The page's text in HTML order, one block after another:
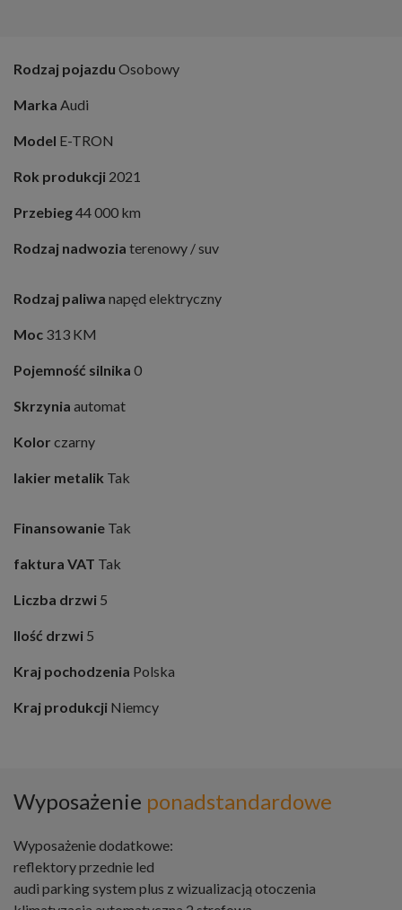
Rodzaj pojazdu Osobowy
Marka Audi
Model E-TRON
Rok produkcji 2021
Przebieg44 000 km
Rodzaj nadwozia terenowy / suv
Rodzaj paliwa napęd elektryczny
Moc 313 KM
Pojemność silnika 0
Skrzynia automat
Kolor czarny
lakier metalik Tak
Finansowanie Tak
faktura VAT Tak
Liczba drzwi 5
Ilość drzwi 5
Kraj pochodzenia Polska
Kraj produkcji Niemcy
Wyposażenie ponadstandardowe
Wyposażenie dodatkowe:
reflektory przednie led
audi parking system plus z wizualizacją otoczenia